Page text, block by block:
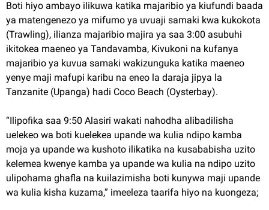
Boti hiyo ambayo ilikuwa katika majaribio ya kiufundi baada
ya matengenezo ya mifumo ya uvuaji samaki kwa kukokota
(Trawling), ilianza majaribio majira ya saa 3:00 asubuhi
ikitokea maeneo ya Tandavamba, Kivukoni na kufanya
majaribio ya kuvua samaki wakizunguka katika maeneo
yenye maji mafupi karibu na eneo la daraja jipya la
Tanzanite (Upanga) hadi Coco Beach (Oysterbay).
“Ilipofika saa 9:50 Alasiri wakati nahodha alibadilisha
uelekeo wa boti kuelekea upande wa kulia ndipo kamba
moja ya upande wa kushoto ilikatika na kusababisha uzito
kelemea kwenye kamba ya upande wa kulia na ndipo uzito
ulipohama ghafla na kuilazimisha boti kunywa maji upande
wa kulia kisha kuzama,” imeeleza taarifa hiyo na kuongeza;